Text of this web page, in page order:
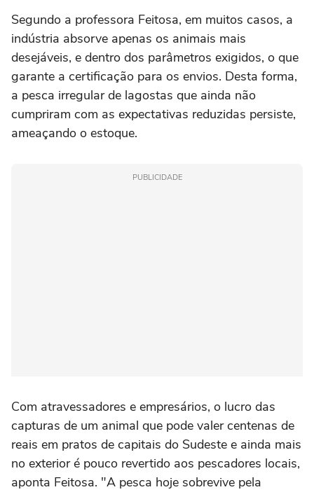
Segundo a professora Feitosa, em muitos casos, a
indústria absorve apenas os animais mais
desejáveis, e dentro dos parâmetros exigidos, o que
garante a certificação para os envios. Desta forma,
a pesca irregular de lagostas que ainda não
cumpriram com as expectativas reduzidas persiste,
ameaçando o estoque.
PUBLICIDADE
Com atravessadores e empresários, o lucro das
capturas de um animal que pode valer centenas de
reais em pratos de capitais do Sudeste e ainda mais
no exterior é pouco revertido aos pescadores locais,
aponta Feitosa. "A pesca hoje sobrevive pela